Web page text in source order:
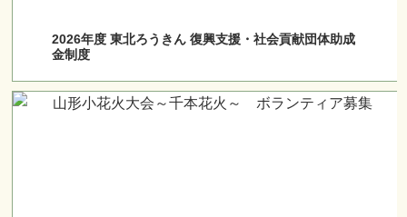
2026年度 東北ろうきん 復興支援・社会貢献団体助成
金制度